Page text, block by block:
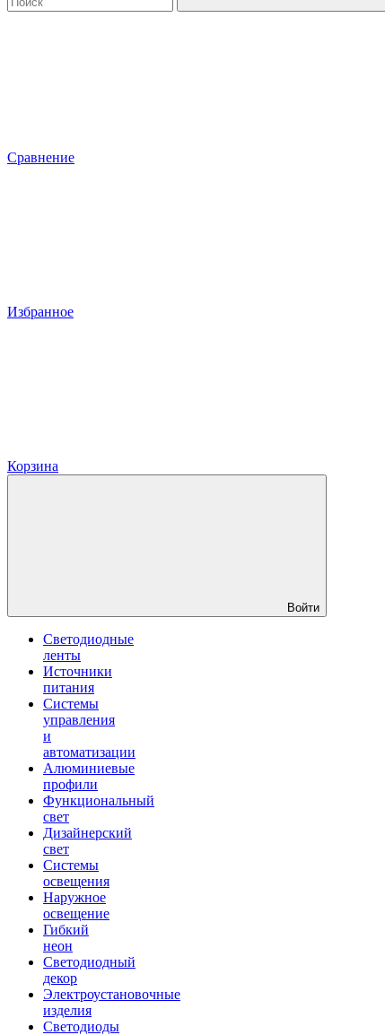
Сравнение
Избранное
Корзина
Войти
Светодиодные
ленты
Источники
питания
Системы
управления
и
автоматизации
Алюминиевые
профили
Функциональный
свет
Дизайнерский
свет
Системы
освещения
Наружное
освещение
Гибкий
неон
Светодиодный
декор
Электроустановочные
изделия
Светодиоды